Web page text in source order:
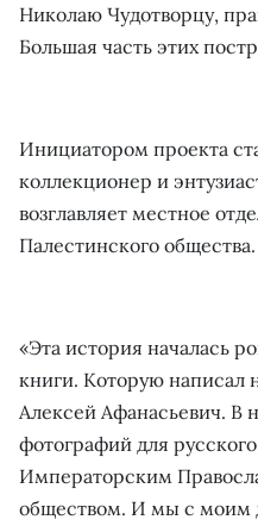
Николаю Чудотворцу,
Большая часть этих
Инициатором проекта
коллекционер и
возглавляет местное
Палестинского общества.
«Эта история началась
книги. Которую написал
Алексей Афанасьевич. В
фотографий для
Императорским
обществом. И мы с моим